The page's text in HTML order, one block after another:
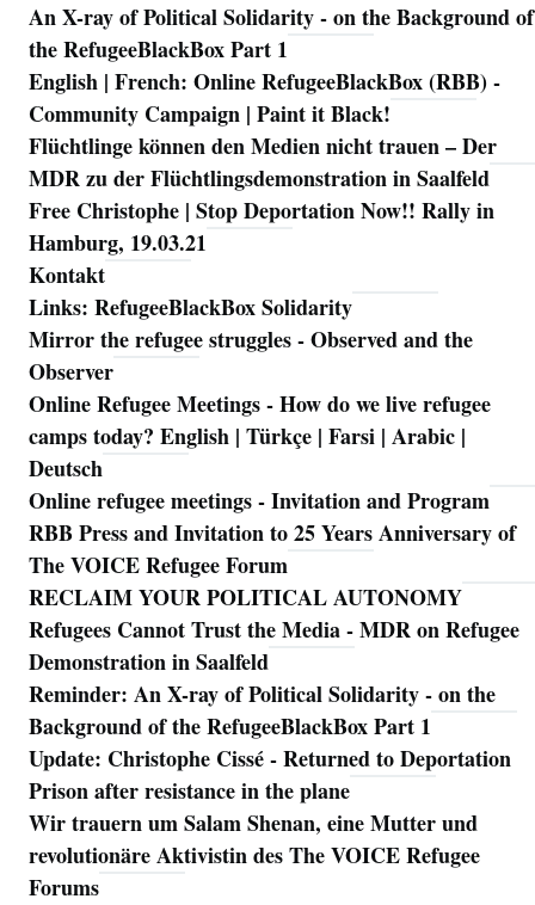
Navigation
An X-ray of Political Solidarity - on the Background of
the RefugeeBlackBox Part 1
English | French: Online RefugeeBlackBox (RBB) -
Community Campaign | Paint it Black!
Flüchtlinge können den Medien nicht trauen – Der
MDR zu der Flüchtlingsdemonstration in Saalfeld
Free Christophe | Stop Deportation Now!! Rally in
Hamburg, 19.03.21
Kontakt
Links: RefugeeBlackBox Solidarity
Mirror the refugee struggles - Observed and the
Observer
Online Refugee Meetings - How do we live refugee
camps today? English | Türkçe | Farsi | Arabic |
Deutsch
Online refugee meetings - Invitation and Program
RBB Press and Invitation to 25 Years Anniversary of
The VOICE Refugee Forum
RECLAIM YOUR POLITICAL AUTONOMY
Refugees Cannot Trust the Media - MDR on Refugee
Demonstration in Saalfeld
Reminder: An X-ray of Political Solidarity - on the
Background of the RefugeeBlackBox Part 1
Update: Christophe Cissé - Returned to Deportation
Prison after resistance in the plane
Wir trauern um Salam Shenan, eine Mutter und
revolutionäre Aktivistin des The VOICE Refugee
Forums